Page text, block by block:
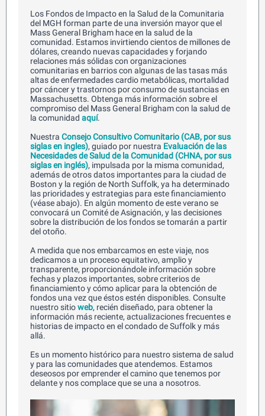
Los Fondos de Impacto en la Salud de la Comunitaria
del MGH forman parte de una inversión mayor que el
Mass General Brigham hace en la salud de la
comunidad. Estamos invirtiendo cientos de millones de
dólares, creando nuevas capacidades y forjando
relaciones más sólidas con organizaciones
comunitarias en barrios con algunas de las tasas más
altas de enfermedades cardio metabólicas, mortalidad
por cáncer y trastornos por consumo de sustancias en
Massachusetts. Obtenga más información sobre el
compromiso del Mass General Brigham con la salud de
la comunidad aquí.
Nuestra Consejo Consultivo Comunitario (CAB, por sus
siglas en ingles), guiado por nuestra Evaluación de las
Necesidades de Salud de la Comunidad (CHNA, por sus
siglas en inglés), impulsada por la misma comunidad,
además de otros datos importantes para la ciudad de
Boston y la región de North Suffolk, ya ha determinado
las prioridades y estrategias para este financiamiento
(véase abajo). En algún momento de este verano se
convocará un Comité de Asignación, y las decisiones
sobre la distribución de los fondos se tomarán a partir
del otoño.
A medida que nos embarcamos en este viaje, nos
dedicamos a un proceso equitativo, amplio y
transparente, proporcionándole información sobre
fechas y plazos importantes, sobre criterios de
financiamiento y cómo aplicar para la obtención de
fondos una vez que éstos estén disponibles. Consulte
nuestro sitioweb, recién diseñado, para obtener la
información más reciente, actualizaciones frecuentes e
historias de impacto en el condado de Suffolk y más
allá.
Es un momento histórico para nuestro sistema de salud
y para las comunidades que atendemos. Estamos
deseosos por emprender el camino que tenemos por
delante y nos complace que se una a nosotros.